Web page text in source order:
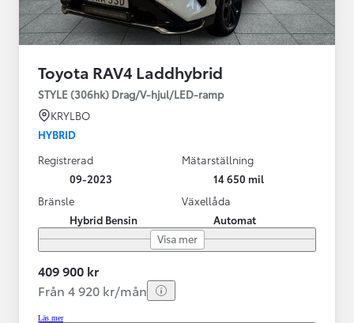
Toyota RAV4 Laddhybrid
STYLE (306hk) Drag/V-hjul/LED-ramp
KRYLBO
HYBRID
Registrerad
09-2023
Mätarställning
14 650 mil
Bränsle
Hybrid Bensin
Växellåda
Automat
Visa mer
409 900 kr
Från 4 920 kr/mån
Läs mer